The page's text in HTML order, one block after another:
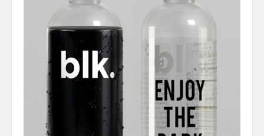
Business Server Cashflow
Design is how it works
The Others
Money Makes The World Go Round